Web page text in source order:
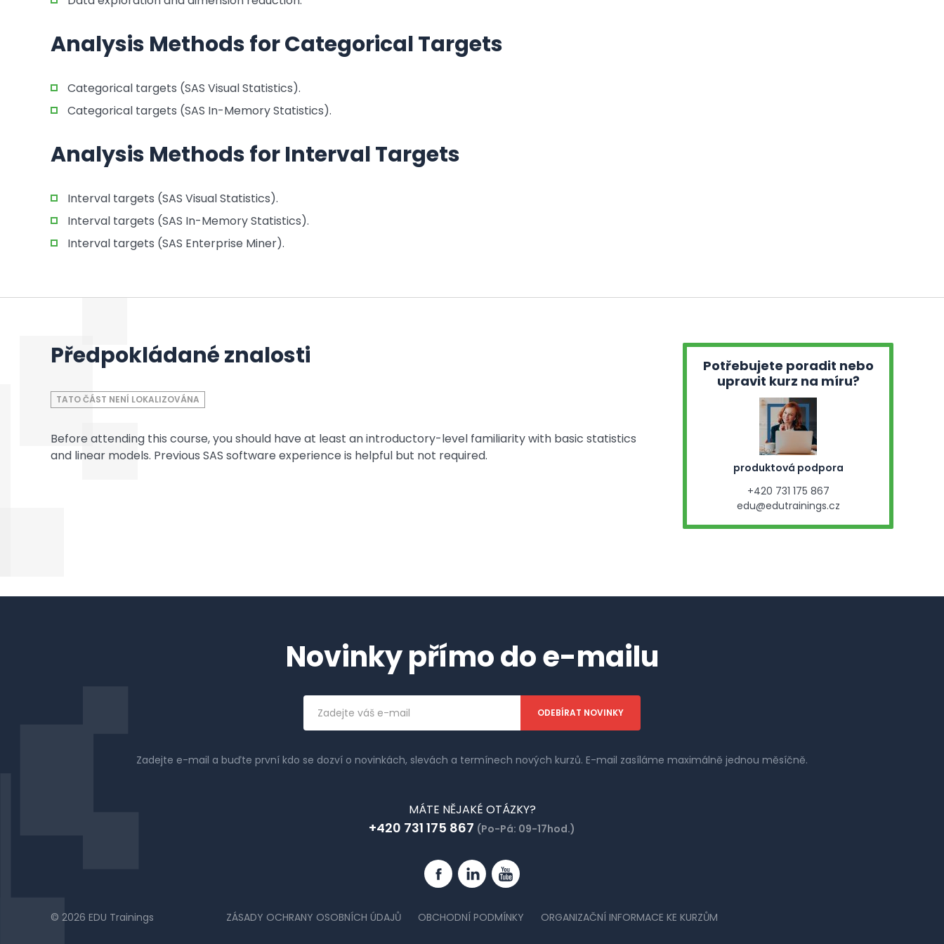
Analysis Methods for Categorical Targets
Categorical targets (SAS Visual Statistics).
Categorical targets (SAS In-Memory Statistics).
Analysis Methods for Interval Targets
Interval targets (SAS Visual Statistics).
Interval targets (SAS In-Memory Statistics).
Interval targets (SAS Enterprise Miner).
Předpokládané znalosti
TATO ČÁST NENÍ LOKALIZOVÁNA
Before attending this course, you should have at least an introductory-level familiarity with basic statistics
and linear models. Previous SAS software experience is helpful but not required.
Potřebujete poradit nebo
upravit kurz na míru?
produktová podpora
+420 731 175 867
edu@edutrainings.cz
Novinky přímo do e-mailu
Emailová
adresa
Zadejte e-mail a buďte první kdo se dozví o novinkách, slevách a termínech nových kurzů. E-mail zasíláme maximálně jednou měsíčně.
MÁTE NĚJAKÉ OTÁZKY?
+420 731 175 867 (Po-Pá: 09-17hod.)
FacebookLinkedinYouTube
ZÁSADY OCHRANY OSOBNÍCH ÚDAJŮ OBCHODNÍ PODMÍNKY ORGANIZAČNÍ INFORMACE KE KURZŮM
© 2026 EDU Trainings